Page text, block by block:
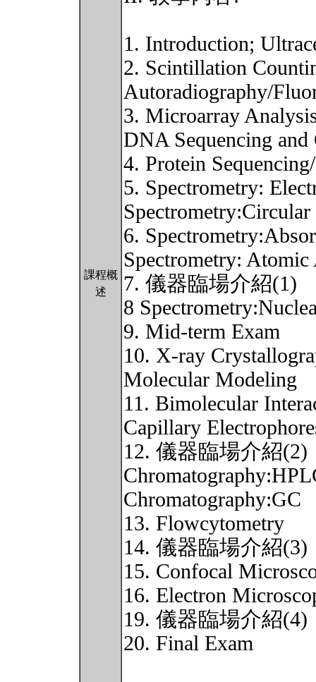
課程概
述
1. Introduction;
2. Scintillation
Autoradiography/
3. Microarray
DNA Sequencing
4. Protein
5. Spectrometry:
6.
Spectrometry:
7. 儀器臨場介紹(1)
8
9. Mid-term Exam
10. X-ray
Molecular Modeling
11. Bimolecular
Capillary
12. 儀器臨場介紹(2)
Chromatography:GC
13. Flowcytometry
14. 儀器臨場介紹(3)
15. Confocal
16. Electron
19. 儀器臨場介紹(4)
20. Final Exam